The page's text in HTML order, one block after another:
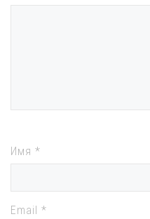
Имя *
Email *